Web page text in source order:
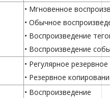
• Мгновенное
• Обычное
• Воспроизведение
• Воспроизведение
• Регулярное
• Резервное
• Воспроизведение